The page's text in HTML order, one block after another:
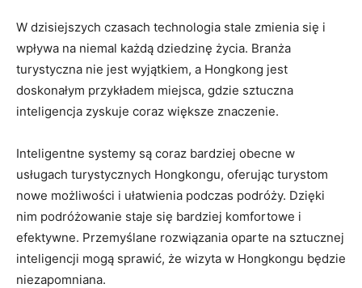
W dzisiejszych czasach technologia stale zmienia się⁤ i
wpływa na niemal każdą ‌dziedzinę⁤ życia. Branża
turystyczna nie⁤ jest ⁣wyjątkiem, a Hongkong​ jest
doskonałym przykładem miejsca, gdzie sztuczna
inteligencja zyskuje coraz większe znaczenie.
Inteligentne systemy są coraz bardziej ‍obecne w
usługach turystycznych Hongkongu, oferując turystom​
nowe możliwości i ułatwienia podczas podróży. Dzięki
nim podróżowanie staje ⁣się bardziej komfortowe i
efektywne. Przemyślane rozwiązania oparte na sztucznej
inteligencji mogą sprawić, że wizyta w Hongkongu będzie
niezapomniana.